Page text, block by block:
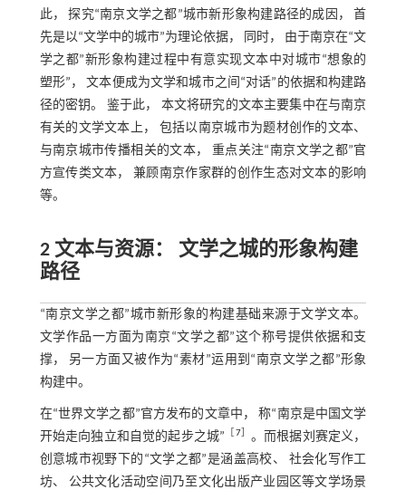
此， 探究“南京文学之都”城市新形象构建路径的成因， 首
先是以“文学中的城市”为理论依据， 同时， 由于南京在“文
学之都”新形象构建过程中有意实现文本中对城市“想象的
塑形”， 文本便成为文学和城市之间“对话”的依据和构建路
径的密钥。 鉴于此， 本文将研究的文本主要集中在与南京
有关的文学文本上， 包括以南京城市为题材创作的文本、
与南京城市传播相关的文本， 重点关注“南京文学之都”官
方宣传类文本， 兼顾南京作家群的创作生态对文本的影响
等。
2 文本与资源： 文学之城的形象构建
路径
“南京文学之都”城市新形象的构建基础来源于文学文本。
文学作品一方面为南京“文学之都”这个称号提供依据和支
撑， 另一方面又被作为“素材”运用到“南京文学之都”形象
构建中。
在“世界文学之都”官方发布的文章中， 称“南京是中国文学
开始走向独立和自觉的起步之城”
7］ 。而根据刘赛定义，
创意城市视野下的“文学之都”是涵盖高校、 社会化写作工
坊、 公共文化活动空间乃至文化出版产业园区等文学场景